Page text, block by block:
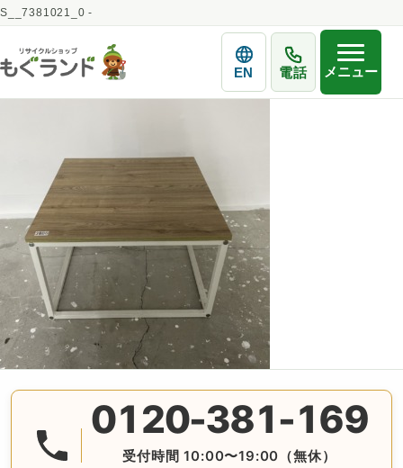
S__7381021_0 -
EN 電話 メニュー
0120-381-169
受付時間 10:00〜19:00（無休）
無料の電話査定・見積もり お問合せは番号をタップ♪